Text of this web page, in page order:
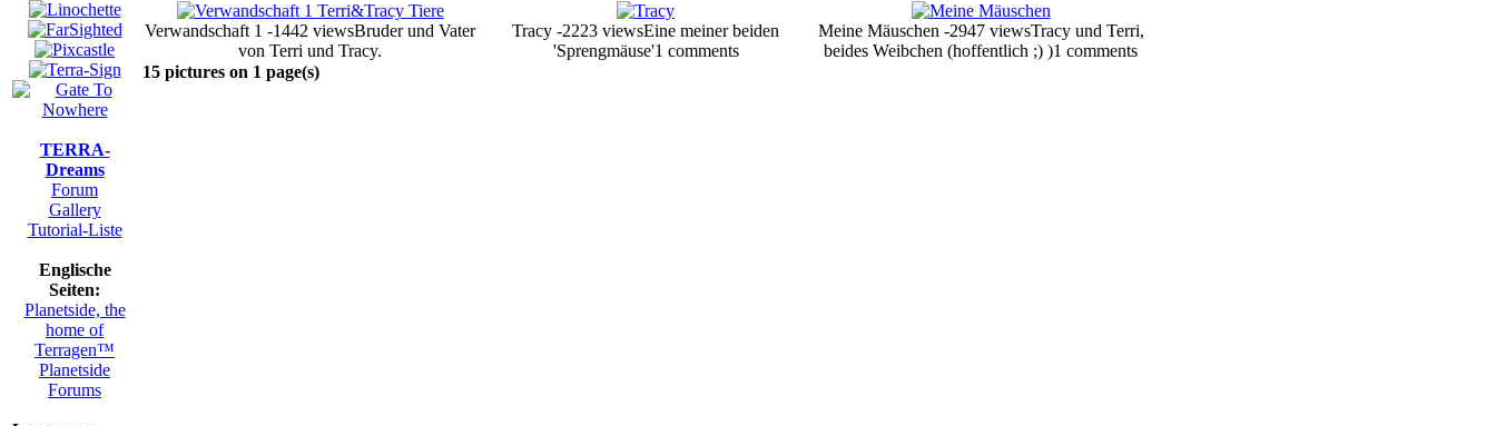
TERRA-
Dreams
Forum
Gallery
Tutorial-Liste
Englische
Seiten:
Planetside, the
home of
Terragen™
Planetside
Forums
Verwandschaft 1 -1442 viewsBruder und Vater
von Terri und Tracy.
Tracy -2223 viewsEine meiner beiden
'Sprengmäuse'1 comments
Meine Mäuschen -2947 viewsTracy und Terri,
beides Weibchen (hoffentlich ;) )1 comments
15 pictures on 1 page(s)